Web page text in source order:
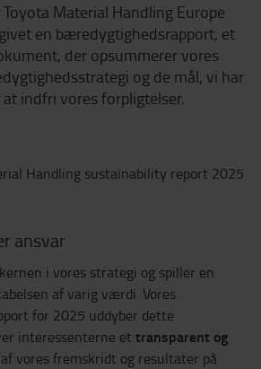
Material Handling Europe
en bæredygtighedsrapport, et
der opsummerer vores
og de mål, vi har
indfri vores forpligtelser.
ansvar
i vores strategi og spiller en
af varig værdi. Vores
for 2025 uddyber dette
interessenterne et transparent og
af vores fremskridt og resultater på